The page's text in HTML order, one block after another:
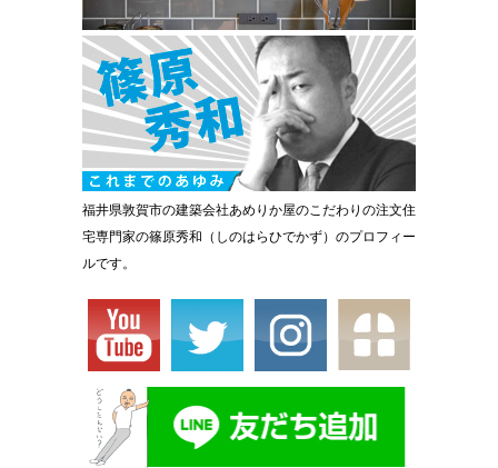
福井県敦賀市の建築会社あめりか屋のこだわりの注文住
宅専門家の篠原秀和（しのはらひでかず）のプロフィー
ルです。